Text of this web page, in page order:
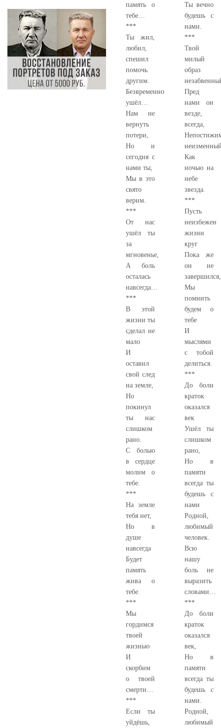
память о
тебе…
***
Ты жил,
любил,
спешил
помочь
другим.
Безвременно
ушёл…
Нам не
вернуть
потери,
Но и
сегодня с
нами ты,
Мы в это
свято
верим.
***
От нас
ушёл ты
за
мгновенье,
А боль
осталась
навсегда…
***
В этой
жизни ты
сделал не
мало
И
оставил
свой след
на земле,
Но
покинул
ты нас
слишком
рано.
С болью
в сердце
молим о
тебе.
***
На земле
тебя нет,
Но в
душе
навсегда
Будет
память
жива о
тебе.
***
Мы
гордимся
твоей
жизнью
И
скорбим
о твоей
смерти…
***
Если ты
уйдёшь,
Ты вечно
будешь с
нами.
***
Твой
милый
образ
Пред
нами он
везде,
всегда,
Как
ночью на
небе
звезда.
***
Пусть
неизбежен
жизни
круг
Пока же
он не
завершился,
Мы
помнить
будем о
тебе
И
мыслями
с тобой
делиться.
***
До боли
краток
оказался
век
Ушёл ты
слишком
рано,
Но в
памяти
всегда ты
будешь с
нами
Родной,
любимый
человек.
Всю
нашу
боль не
выразить
словами…
***
До боли
краток
оказался
век,
Но в
памяти
всегда ты
будешь с
нами.
Родной,
любимый